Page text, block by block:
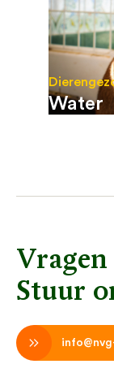
Water
Stuur